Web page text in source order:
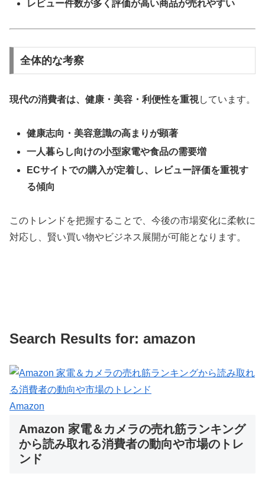
レビュー件数が多く評価が高い商品が売れやすい
全体的な考察
現代の消費者は、健康・美容・利便性を重視しています。
健康志向・美容意識の高まりが顕著
一人暮らし向けの小型家電や食品の需要増
ECサイトでの購入が定着し、レビュー評価を重視す
る傾向
このトレンドを把握することで、今後の市場変化に柔軟に
対応し、賢い買い物やビジネス展開が可能となります。
Search Results for: amazon
Amazon
Amazon 家電＆カメラの売れ筋ランキング
から読み取れる消費者の動向や市場のトレ
ンド